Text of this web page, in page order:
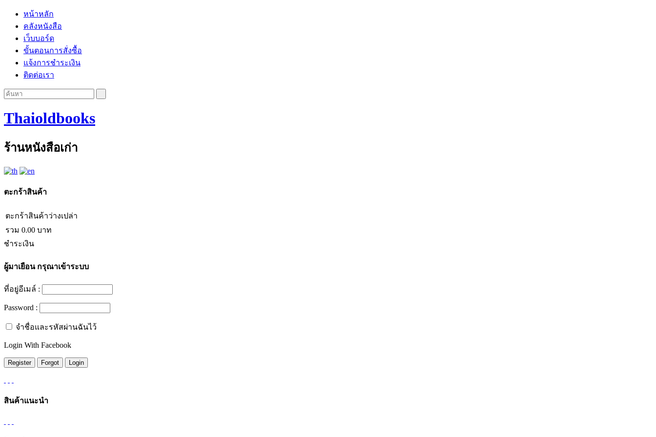
หน้าหลัก
คลังหนังสือ
เว็บบอร์ด
ขั้นตอนการสั่งซื้อ
แจ้งการชำระเงิน
ติดต่อเรา
Thaioldbooks
ร้านหนังสือเก่า
ตะกร้าสินค้า
ตะกร้าสินค้าว่างเปล่า
รวม 0.00 บาท
ชำระเงิน
ผู้มาเยือนกรุณาเข้าระบบ
ที่อยู่อีเมล์ :
Password :
จำชื่อและรหัสผ่านฉันไว้
Login With Facebook
สินค้าแนะนำ